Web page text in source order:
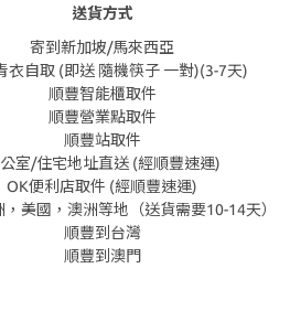
送貨方式
寄到新加坡/馬來西亞
衣自取 (即送 隨機筷子 一對)(3-7天)
順豐智能櫃取件
順豐營業點取件
順豐站取件
室/住宅地址直送 (經順豐速運)
OK便利店取件 (經順豐速運)
，美國，澳洲等地（送貨需要10-14天）
順豐到台灣
順豐到澳門